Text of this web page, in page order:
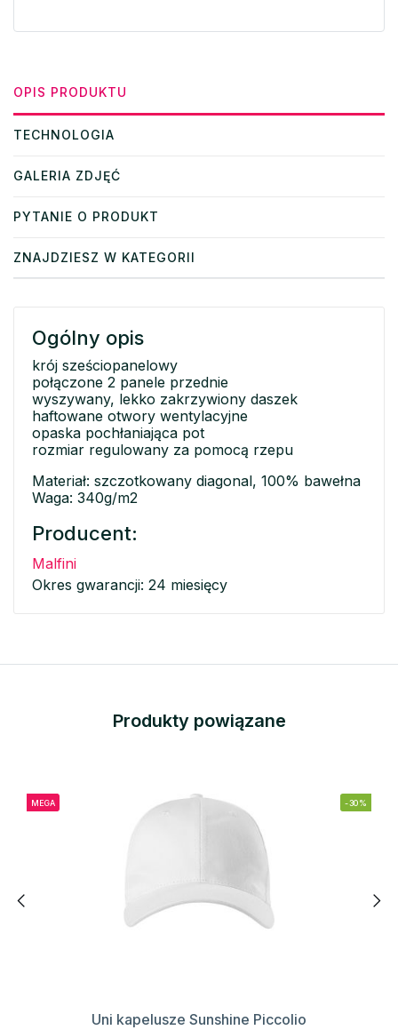
OPIS PRODUKTU
TECHNOLOGIA
GALERIA ZDJĘĆ
PYTANIE O PRODUKT
ZNAJDZIESZ W KATEGORII
Ogólny opis
krój sześciopanelowy
połączone 2 panele przednie
wyszywany, lekko zakrzywiony daszek
haftowane otwory wentylacyjne
opaska pochłaniająca pot
rozmiar regulowany za pomocą rzepu
Materiał: szczotkowany diagonal, 100% bawełna
Waga: 340g/m2
Producent:
Malfini
Okres gwarancji: 24 miesięcy
Produkty powiązane
MEGA -30%
Uni kapelusze Sunshine Piccolio